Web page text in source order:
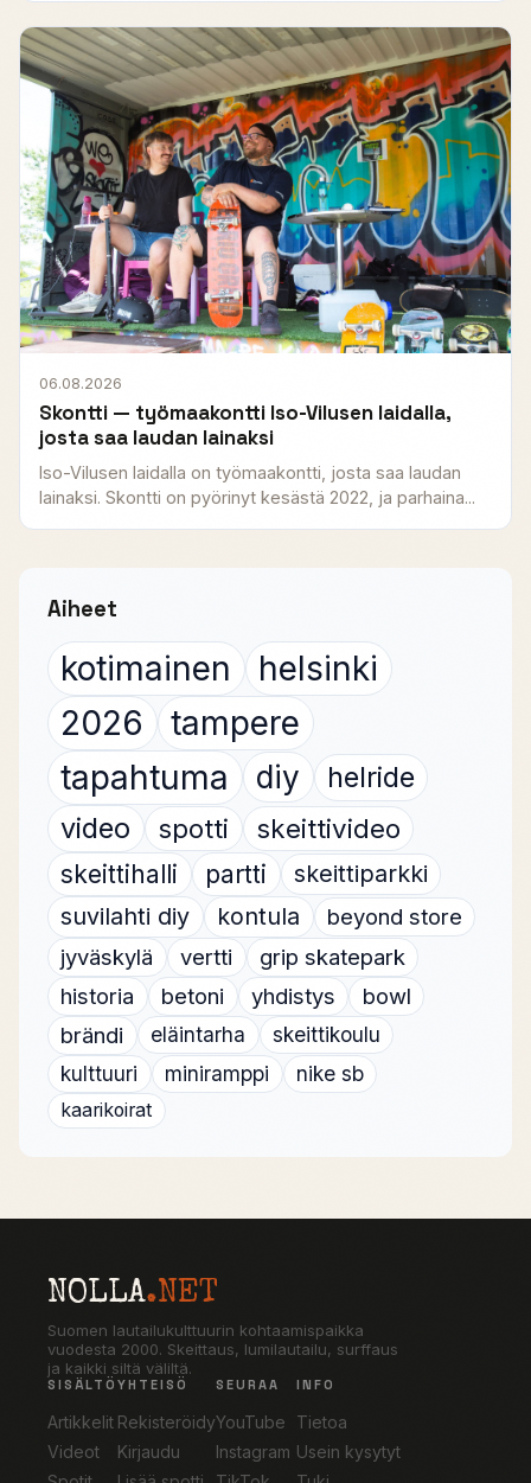
06.08.2026
Skontti — työmaakontti Iso-Vilusen laidalla,
josta saa laudan lainaksi
Iso-Vilusen laidalla on työmaakontti, josta saa laudan
lainaksi. Skontti on pyörinyt kesästä 2022, ja parhaina...
Aiheet
kotimainen
helsinki
2026
tampere
tapahtuma
diy
helride
video
spotti skeittivideo
skeittihalli partti
skeittiparkki
suvilahti diy
kontula
beyond store
jyväskylä
vertti
grip skatepark
historia
betoni yhdistys
bowl
brändi
eläintarha
skeittikoulu
kulttuuri
miniramppi nike sb
kaarikoirat
NOLLA.NET
Suomen lautailukulttuurin kohtaamispaikka
vuodesta 2000. Skeittaus, lumilautailu, surffaus
ja kaikki siltä väliltä.
SISÄLTÖ
Artikkelit
Videot
YHTEISÖ
Rekisteröidy
Kirjaudu
SEURAA
YouTube
Instagram
INFO
Tietoa
Usein kysytyt